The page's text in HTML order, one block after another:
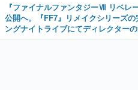
『ファイナルファンタジーⅦ リベレ
公開へ。『FF7』リメイクシリーズ
ングナイトライブにてディレクター